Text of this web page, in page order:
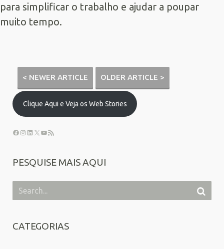
para simplificar o trabalho e ajudar a poupar
muito tempo.
< NEWER ARTICLE OLDER ARTICLE >
Clique Aqui e Veja os Web Stories
PESQUISE MAIS AQUI
CATEGORIAS